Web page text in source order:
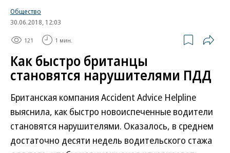
Общество
30.06.2018, 12:03
121 1 мин.
Как быстро британцы
становятся нарушителями ПДД
Британская компания Accident Advice Helpline
выяснила, как быстро новоиспеченные водители
становятся нарушителями. Оказалось, в среднем
достаточно десяти недель водительского стажа